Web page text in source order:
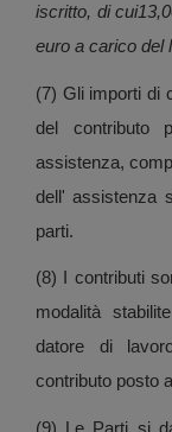
iscritto, di
euro a carico del
(7) Gli importi di
del contributo
assistenza,
dell' assistenza
parti.
(8) I contributi
modalità
datore di
contributo posto